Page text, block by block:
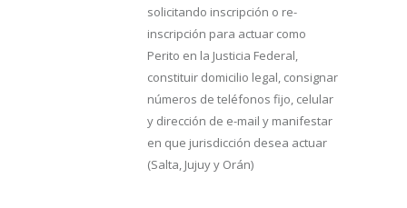
solicitando inscripción o re-
inscripción para actuar como
Perito en la Justicia Federal,
constituir domicilio legal, consignar
números de teléfonos fijo, celular
y dirección de e-mail y manifestar
en que jurisdicción desea actuar
(Salta, Jujuy y Orán)